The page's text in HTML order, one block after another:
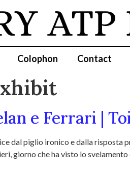
ATP
Colophon Contact
e Ferrari |
dal piglio ironico e dalla risposta
giorno che ha visto lo